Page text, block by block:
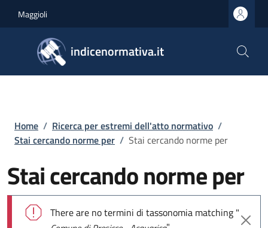
Maggioli
indicenormativa.it
Briciole di pane
Home / Ricerca per estremi dell'atto normativo /
Stai cercando norme per / Stai cercando norme per
Stai cercando norme per
Messaggio di errore
There are no termini di tassonomia matching "